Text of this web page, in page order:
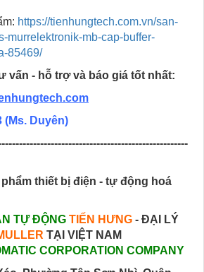
https://tienhungtech.com.vn/san-
murrelektronik-mb-cap-buffer-
85469/
vấn - hỗ trợ và báo giá tốt nhất:
(Ms. Duyên)
phẩm thiết bị điện - tự động hoá
TỰ ĐỘNG TIẾN HƯNG - ĐẠI LÝ
TẠI VIỆT NAM
CORPORATION COMPANY